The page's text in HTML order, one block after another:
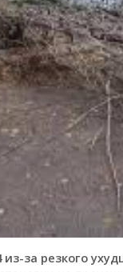
за резкого